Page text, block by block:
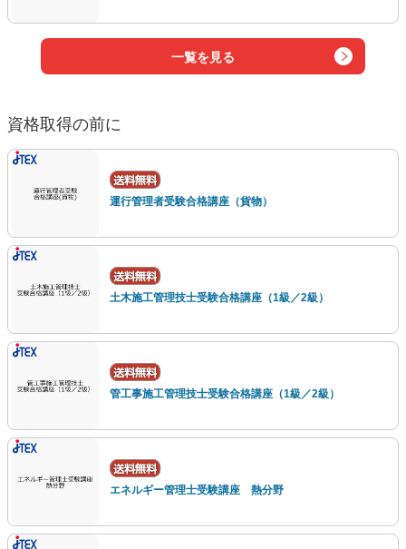
一覧を見る
資格取得の前に
運行管理者受験合格講座（貨物）
土木施工管理技士受験合格講座（1級／2級）
管工事施工管理技士受験合格講座（1級／2級）
エネルギー管理士受験講座 熱分野